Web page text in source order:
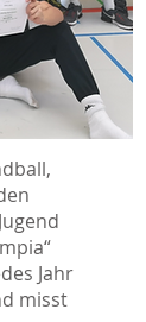
Jahr
misst